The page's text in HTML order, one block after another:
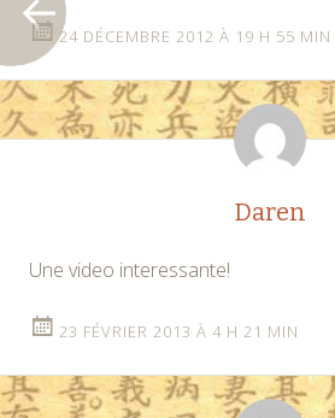
24 DÉCEMBRE 2012 À 19 H 55 MIN
Daren
Une video interessante!
23 FÉVRIER 2013 À 4 H 21 MIN